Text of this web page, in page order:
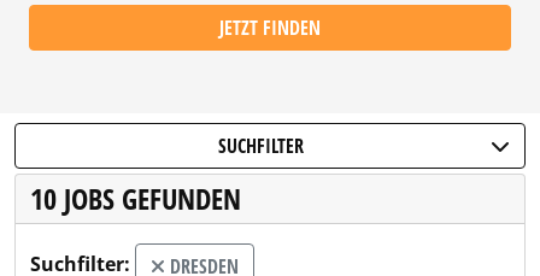
JETZT FINDEN
SUCHFILTER
10 JOBS GEFUNDEN
Suchfilter:
DRESDEN